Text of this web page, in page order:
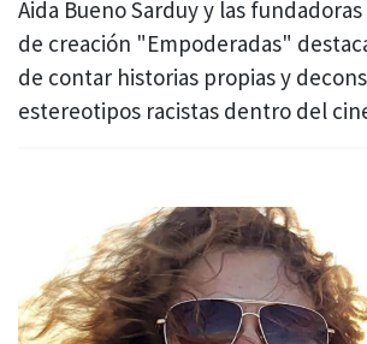
Aida Bueno Sarduy y las
de creación "Empoderadas"
de contar historias propias y
estereotipos racistas dentro del